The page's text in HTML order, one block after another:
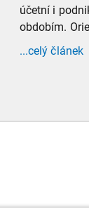
účetní i
obdobím.
tradičně
nastudovat
...celý článek